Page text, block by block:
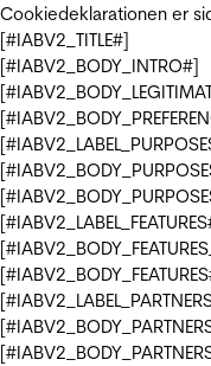
Cookiedeklarationen er
[#IABV2_TITLE#]
[#IABV2_BODY_INTRO#]